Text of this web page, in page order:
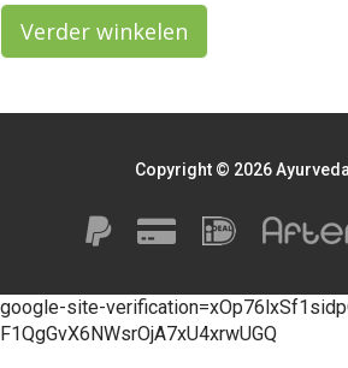
Verder winkelen
Copyright © 2026
google-site-
F1QgGvX6NWsrOjA7xU4xrwUGQ